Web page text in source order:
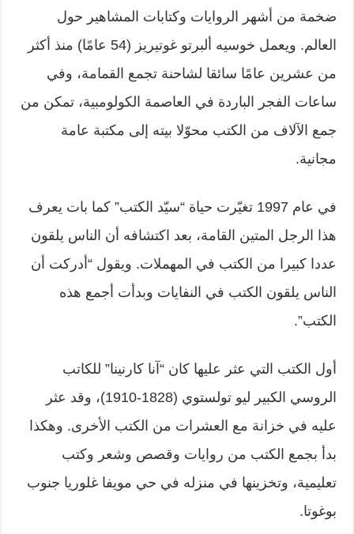
ضخمة من أشهر الروايات وكتابات المشاهير حول
العالم. ويعمل خوسيه ألبرتو غوتيريز (54 عامًا) منذ أكثر
من عشرين عامًا سائقا لشاحنة تجمع القمامة، وفي
ساعات الفجر الباردة في العاصمة الكولومبية، تمكن من
جمع الآلاف من الكتب محوّلا بيته إلى مكتبة عامة
مجانية.
في عام 1997 تغيّرت حياة “سيّد الكتب” كما بات يعرف
هذا الرجل المتين القامة، بعد اكتشافه أن الناس يلقون
عددا كبيرا من الكتب في المهملات. ويقول “أدركت أن
الناس يلقون الكتب في النفايات وبدأت أجمع هذه
الكتب”.
أول الكتب التي عثر عليها كان “آنا كارنينا” للكاتب
الروسي الكبير ليو تولستوي (1828-1910)، وقد عثر
عليه في خزانة مع العشرات من الكتب الأخرى. وهكذا
بدأ بجمع الكتب من روايات وقصص وشعر وكتب
تعليمية، وتخزينها في منزله في حي مويفا غلوريا جنوب
بوغوتا.